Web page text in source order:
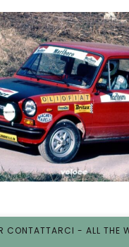
CONTATTARCI - ALL THE